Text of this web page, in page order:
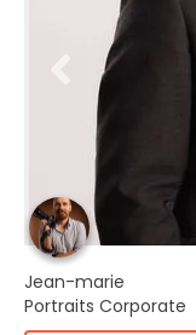
Jean-marie
Portraits Corporate